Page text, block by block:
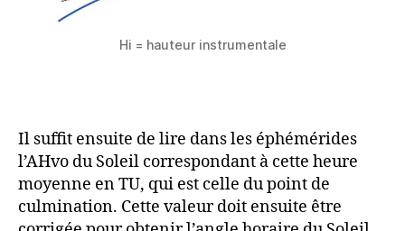
Hi = hauteur instrumentale
Il suffit ensuite de lire dans les éphémérides
l’AHvo du Soleil correspondant à cette heure
moyenne en TU, qui est celle du point de
culmination. Cette valeur doit ensuite être